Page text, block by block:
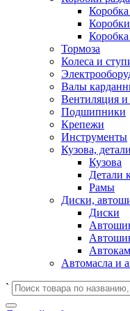
Коробка
Коробки
Тормоза
Колеса и
Валы
Вентиляция и
Подшипники
Крепежи
Инструменты
Кузова,
Кузова
Детали
Рамы
Диски,
Диски
Автомасла и
`